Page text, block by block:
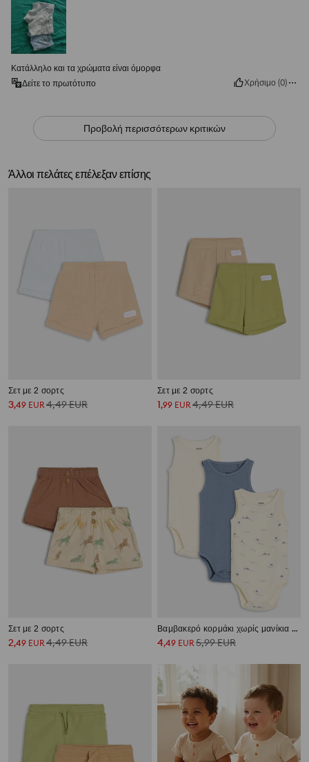
Κατάλληλο και τα χρώματα είναι όμορφα
Δείτε το πρωτότυπο
Χρήσιμο (0)
Προβολή περισσότερων κριτικών
Άλλοι πελάτες επέλεξαν επίσης
Σετ με 2 σορτς
3,49 EUR4,49EUR
Σετ με 2 σορτς
1,99 EUR4,49EUR
Σετ με 2 σορτς
2,49 EUR 4,49EUR
Βαμβακερό κορμάκι χωρίς μανίκια 3 pack
4,49 EUR 5,99EUR